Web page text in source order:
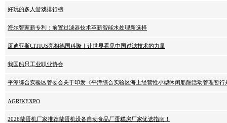
好玩的多人游戏排行榜
海尔智家新专利：前置过滤器技术革新智能水处理新选择
厦迪亚斯CITIUS亮相德国科隆｜让世界看见中国过滤技术的力量
我国船只工业职业协会
平潭综合实验区管委会关于印发《平潭综合实验区海上经营性小型休闲船舶活动管理暂行
AGRIKEXPO
2026敲蛋机厂家推荐敲蛋机设备自动食品厂蛋糕房厂家优选指南！